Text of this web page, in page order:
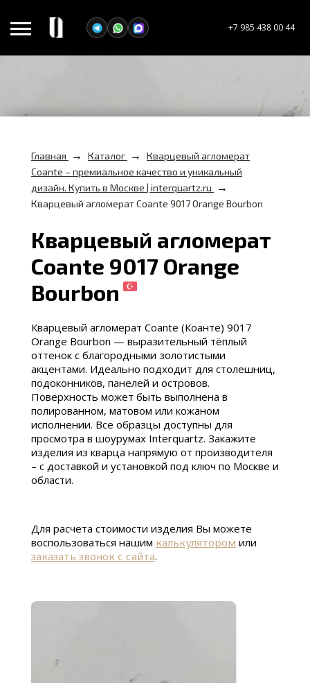
+7 985 438 00 44
Главная → Каталог →
Кварцевый агломерат
Coante – премиальное качество и уникальный
дизайн. Купить в Москве | interquartz.ru
→
Кварцевый агломерат Coante 9017 Orange Bourbon
Кварцевый агломерат
Coante 9017 Orange
Bourbon
Кварцевый агломерат Coante (Коанте) 9017
Orange Bourbon — выразительный тёплый
оттенок с благородными золотистыми
акцентами. Идеально подходит для столешниц,
подоконников, панелей и островов.
Поверхность может быть выполнена в
полированном, матовом или кожаном
исполнении. Все образцы доступны для
просмотра в шоурумах Interquartz. Закажите
изделия из кварца напрямую от производителя
– с доставкой и установкой под ключ по Москве и
области.
Для расчета стоимости изделия Вы можете
воспользоваться нашим калькулятором или
заказать звонок с сайта.